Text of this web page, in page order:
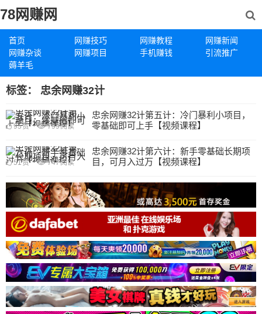
78网赚网
首页 网赚技巧 网赚教程
网赚新闻
网赚杂谈
网赚项目 手机赚钱
引流推广
薅羊毛
标签： 忠余网赚32计
忠余网赚32计第五计：冷门暴利小项目，
零基础即可上手【视频课程】
95赞 799阅读
忠余网赚32计第六计：新手零基础长期项
目，可月入过万【视频课程】
51赞 747阅读